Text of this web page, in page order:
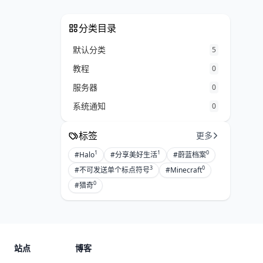
分类目录
默认分类 5
教程 0
服务器 0
系统通知 0
标签 更多
#Halo1 #分享美好生活1 #蔚蓝档案0
#不可发送单个标点符号3 #Minecraft0
#猎奇0
站点 博客